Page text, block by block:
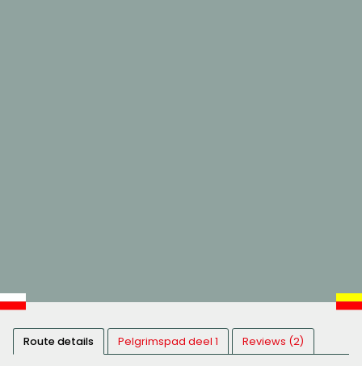
Route details Pelgrimspad deel 1 Reviews (2)